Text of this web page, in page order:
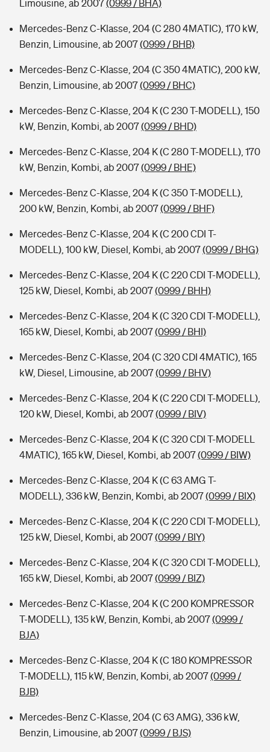
Limousine, ab 2007 (0999 / BHA)
Mercedes-Benz C-Klasse, 204 (C 280 4MATIC), 170 kW,
Benzin, Limousine, ab 2007(0999 / BHB)
Mercedes-Benz C-Klasse, 204 (C 350 4MATIC), 200 kW,
Benzin, Limousine, ab 2007(0999 / BHC)
Mercedes-Benz C-Klasse, 204 K (C 230 T-MODELL), 150
kW, Benzin, Kombi, ab 2007(0999 / BHD)
Mercedes-Benz C-Klasse, 204 K (C 280 T-MODELL), 170
kW, Benzin, Kombi, ab 2007(0999 / BHE)
Mercedes-Benz C-Klasse, 204 K (C 350 T-MODELL),
200 kW, Benzin, Kombi, ab 2007(0999 / BHF)
Mercedes-Benz C-Klasse, 204 K (C 200 CDI T-
MODELL), 100 kW, Diesel, Kombi, ab 2007(0999 / BHG)
Mercedes-Benz C-Klasse, 204 K (C 220 CDI T-MODELL),
125 kW, Diesel, Kombi, ab 2007(0999 / BHH)
Mercedes-Benz C-Klasse, 204 K (C 320 CDI T-MODELL),
165 kW, Diesel, Kombi, ab 2007(0999 / BHI)
Mercedes-Benz C-Klasse, 204 (C 320 CDI 4MATIC), 165
kW, Diesel, Limousine, ab 2007(0999 / BHV)
Mercedes-Benz C-Klasse, 204 K (C 220 CDI T-MODELL),
120 kW, Diesel, Kombi, ab 2007(0999 / BIV)
Mercedes-Benz C-Klasse, 204 K (C 320 CDI T-MODELL
4MATIC), 165 kW, Diesel, Kombi, ab 2007(0999 / BIW)
Mercedes-Benz C-Klasse, 204 K (C 63 AMG T-
MODELL), 336 kW, Benzin, Kombi, ab 2007(0999 / BIX)
Mercedes-Benz C-Klasse, 204 K (C 220 CDI T-MODELL),
125 kW, Diesel, Kombi, ab 2007(0999 / BIY)
Mercedes-Benz C-Klasse, 204 K (C 320 CDI T-MODELL),
165 kW, Diesel, Kombi, ab 2007(0999 / BIZ)
Mercedes-Benz C-Klasse, 204 K (C 200 KOMPRESSOR
T-MODELL), 135 kW, Benzin, Kombi, ab 2007(0999 /
BJA)
Mercedes-Benz C-Klasse, 204 K (C 180 KOMPRESSOR
T-MODELL), 115 kW, Benzin, Kombi, ab 2007(0999 /
BJB)
Mercedes-Benz C-Klasse, 204 (C 63 AMG), 336 kW,
Benzin, Limousine, ab 2007(0999 / BJS)